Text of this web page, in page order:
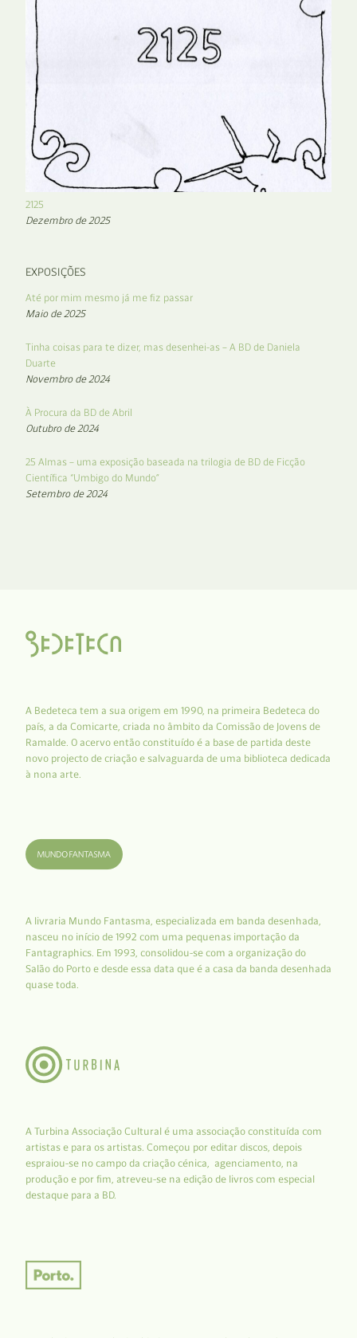
2125
Dezembro de 2025
EXPOSIÇÕES
Até por mim mesmo já me fiz passar
Maio de 2025
Tinha coisas para te dizer, mas desenhei-as – A BD de Daniela
Duarte
Novembro de 2024
À Procura da BD de Abril
Outubro de 2024
25 Almas – uma exposição baseada na trilogia de BD de Ficção
Científica “Umbigo do Mundo”
Setembro de 2024
A Bedeteca tem a sua origem em 1990, na primeira Bedeteca do
país, a da Comicarte, criada no âmbito da Comissão de Jovens de
Ramalde. O acervo então constituído é a base de partida deste
novo projecto de criação e salvaguarda de uma biblioteca dedicada
à nona arte.
A livraria Mundo Fantasma, especializada em banda desenhada,
nasceu no início de 1992 com uma pequenas importação da
Fantagraphics. Em 1993, consolidou-se com a organização do
Salão do Porto e desde essa data que é a casa da banda desenhada
quase toda.
A Turbina Associação Cultural é uma associação constituída com
artistas e para os artistas. Começou por editar discos, depois
espraiou-se no campo da criação cénica, agenciamento, na
produção e por fim, atreveu-se na edição de livros com especial
destaque para a BD.